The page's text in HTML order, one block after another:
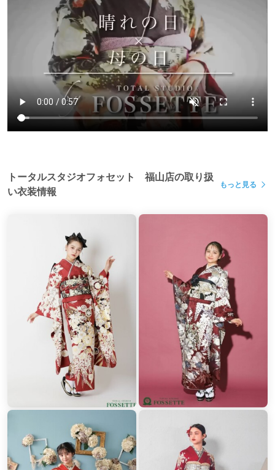
トータルスタジオフォセット 福山店の取り扱
い衣装情報
もっと見る